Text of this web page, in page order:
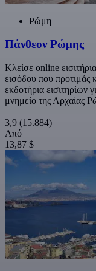
Ρώμη
Πάνθεον Ρώμης
Κλείσε online
εισόδου που προτιμάς
εκδοτήρια εισιτηρίων
μνημείο της Αρχαίας
3,9 (15.884)
Από
13,87 $